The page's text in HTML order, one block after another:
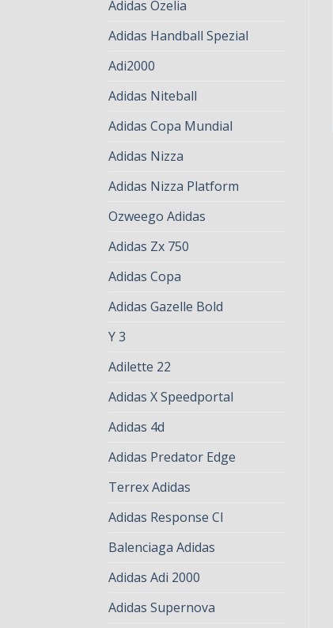
Adidas Ozelia
Adidas Handball Spezial
Adi2000
Adidas Niteball
Adidas Copa Mundial
Adidas Nizza
Adidas Nizza Platform
Ozweego Adidas
Adidas Zx 750
Adidas Copa
Adidas Gazelle Bold
Y 3
Adilette 22
Adidas X Speedportal
Adidas 4d
Adidas Predator Edge
Terrex Adidas
Adidas Response Cl
Balenciaga Adidas
Adidas Adi 2000
Adidas Supernova
adidas nora